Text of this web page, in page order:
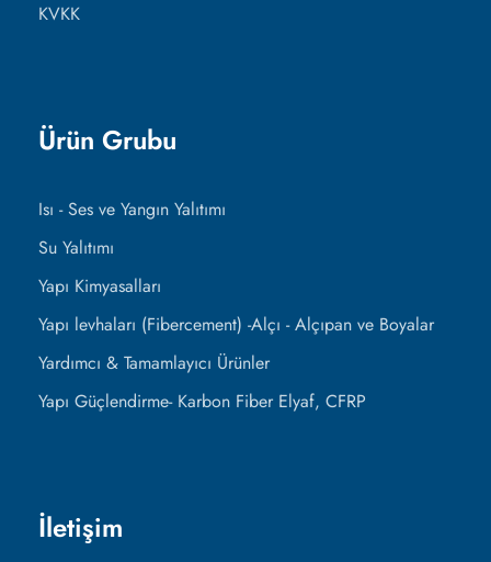
KVKK
Ürün Grubu
Isı - Ses ve Yangın Yalıtımı
Su Yalıtımı
Yapı Kimyasalları
Yapı levhaları (Fibercement) -Alçı - Alçıpan ve Boyalar
Yardımcı & Tamamlayıcı Ürünler
Yapı Güçlendirme- Karbon Fiber Elyaf, CFRP
İletişim